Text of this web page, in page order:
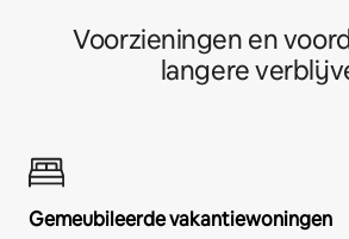
Voorzieningen en
langere
Gemeubileerde vakantiewoningen